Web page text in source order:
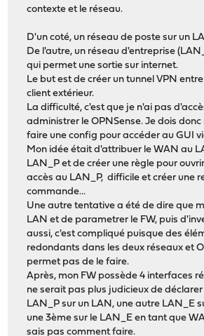
contexte et le réseau.
D'un coté, un réseau de poste sur un
De l'autre, un réseau d'entreprise
qui permet une sortie sur internet.
Le but est de créer un tunnel VPN
client extérieur.
La difficulté, c'est que je n'ai pas
administrer le OPNSense. Je dois
faire une config pour accéder au GUI
Mon idée était d'attribuer le WAN au
LAN_P et de créer une règle pour
accès au LAN_P, difficile et créer une
commande...
Une autre tentative a été de dire que
LAN et de parametrer le FW, puis
aussi, c'est compliqué puisque des
redondants dans les deux réseaux et
permet pas de le faire.
Après, mon FW possède 4 interfaces
ne serait pas plus judicieux de
LAN_P sur un LAN, une autre LAN_E
une 3ème sur le LAN_E en tant que
sais pas comment faire.